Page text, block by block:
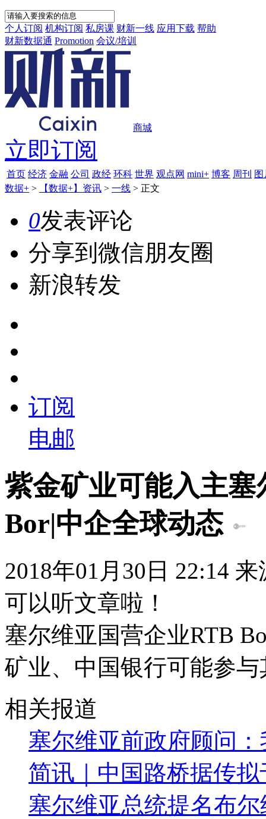
个人订阅 机构订阅 私房课 财新一线 应用下载 帮助
财新数据通 Promotion 会议/培训
商城
立即订阅
首页 经济 金融 公司 政经 环科 世界 观点网 mini+ 博客 周刊 图
数据+ > 【数据+】资讯 > 一线 > 正文
0发表评论
分享到微信朋友圈
新浪转发
订阅
电邮
紫金矿业可能入主
Bor|中企全球动态
2018年01月30日 22:14
可以听文章啦！
塞尔维亚国营企业RTB
矿业、中国银行可能参
相关报道
塞尔维亚前政府顾问
简讯｜中国路桥据传
塞尔维亚总统提名布